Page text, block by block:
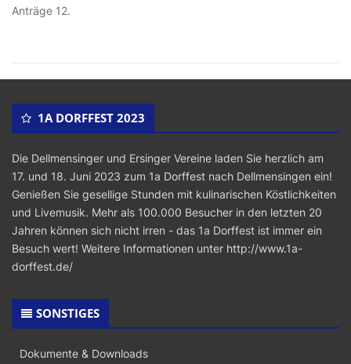
Anträge 12.
1A DORFFEST 2023
Die Dellmensinger und Ersinger Vereine laden Sie herzlich am
17. und 18. Juni 2023 zum 1a Dorffest nach Dellmensingen ein!
Genießen Sie gesellige Stunden mit kulinarischen Köstlichkeiten
und Livemusik. Mehr als 100.000 Besucher in den letzten 20
Jahren können sich nicht irren - das 1a Dorffest ist immer ein
Besuch wert! Weitere Informationen unter http://www.1a-
dorffest.de/
SONSTIGES
Dokumente & Downloads